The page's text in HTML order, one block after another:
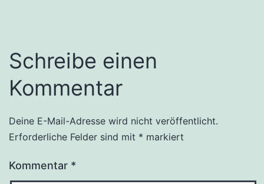
Schreibe einen
Kommentar
Deine E-Mail-Adresse wird nicht veröffentlicht.
Erforderliche Felder sind mit * markiert
Kommentar *